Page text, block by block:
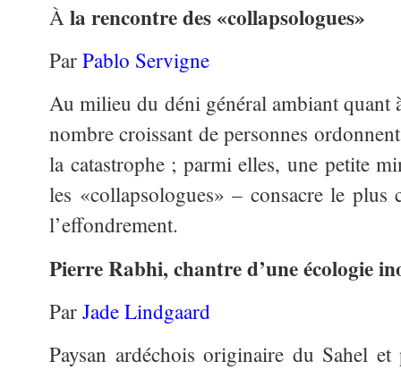
Àla rencontre des «collapsologues»
ParPablo Servigne
Au milieu du déni général ambiant quant
nombre croissant de personnes
la catastrophe ; parmi elles, une petite
les «collapsologues» – consacre le plus
l’effondrement.
Pierre Rabhi, chantre d’une écologie
ParJade Lindgaard
Paysan ardéchois originaire du Sahel